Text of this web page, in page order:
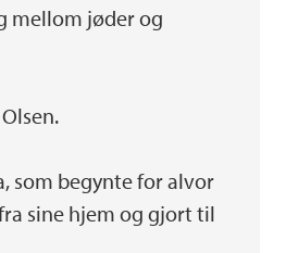
mellom jøder og
som begynte for alvor
sine hjem og gjort til